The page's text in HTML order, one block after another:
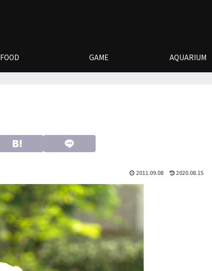
FOOD GAME AQUARIUM
2011.09.08 2020.08.15